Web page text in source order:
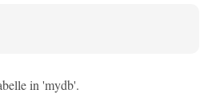
in 'mydb'.